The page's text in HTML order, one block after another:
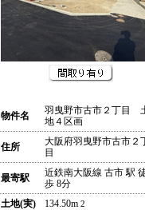
物件名
羽曳野市古市２丁目
地４区画
住所
大阪府羽曳野市古市２
目
最寄駅
近鉄南大阪線 古市 駅
歩 8分
土地(実)
134.50m 2